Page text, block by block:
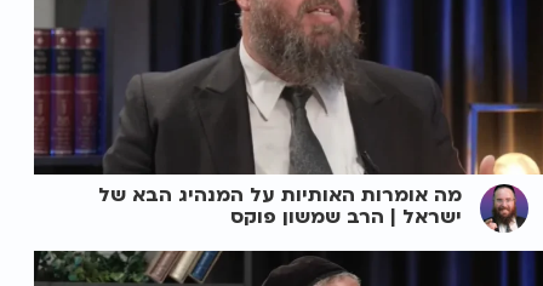
מה אומרות האותיות על המנהיג הבא של
ישראל | הרב שמשון פוקס